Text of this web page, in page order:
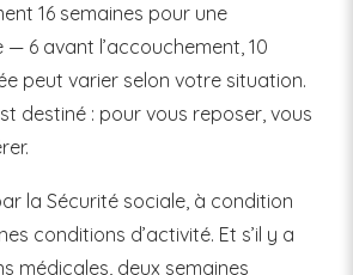
16 semaines pour une
— 6 avant l’accouchement, 10
peut varier selon votre situation.
destiné : pour vous reposer, vous
la Sécurité sociale, à condition
conditions d’activité. Et s’il y a
médicales, deux semaines